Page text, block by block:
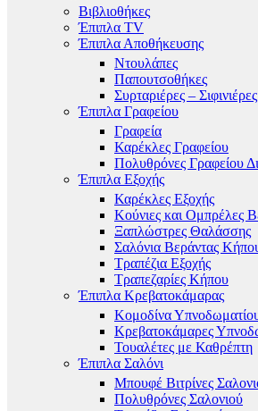
Βιβλιοθήκες
Έπιπλα TV
Έπιπλα Αποθήκευσης
Ντουλάπες
Παπουτσοθήκες
Συρταριέρες – Σιφινιέρες
Έπιπλα Γραφείου
Γραφεία
Καρέκλες Γραφείου
Πολυθρόνες Γραφείου
Έπιπλα Εξοχής
Καρέκλες Εξοχής
Κούνιες και Ομπρέλες
Ξαπλώστρες Θαλάσσης
Σαλόνια Βεράντας
Τραπέζια Εξοχής
Τραπεζαρίες Κήπου
Έπιπλα Κρεβατοκάμαρας
Κομοδίνα
Κρεβατοκάμαρες
Τουαλέτες με Καθρέπτη
Έπιπλα Σαλόνι
Μπουφέ Βιτρίνες
Πολυθρόνες Σαλονιού